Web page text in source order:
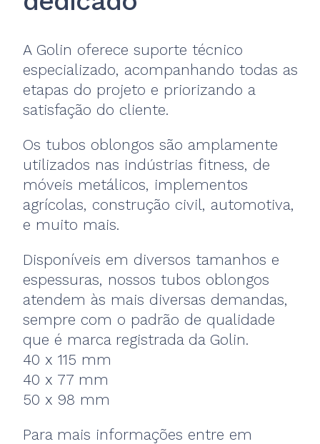
A Golin oferece suporte técnico
especializado, acompanhando todas as
etapas do projeto e priorizando a
satisfação do cliente.
Os tubos oblongos são amplamente
utilizados nas indústrias fitness, de
móveis metálicos, implementos
agrícolas, construção civil, automotiva,
e muito mais.
Disponíveis em diversos tamanhos e
espessuras, nossos tubos oblongos
atendem às mais diversas demandas,
sempre com o padrão de qualidade
que é marca registrada da Golin.
40 x 115 mm
40 x 77 mm
50 x 98 mm
Para mais informações entre em